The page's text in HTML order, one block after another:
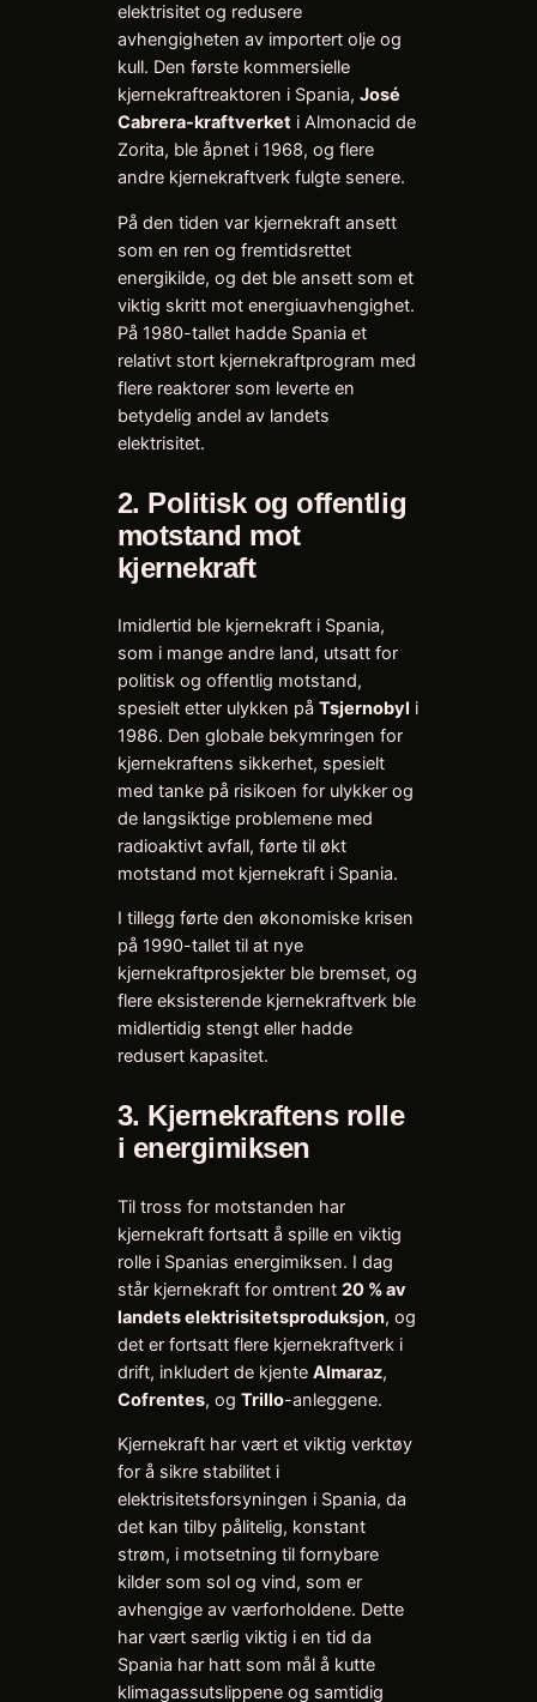
elektrisitet og redusere
avhengigheten av importert olje og
kull. Den første kommersielle
kjernekraftreaktoren i Spania, José
Cabrera-kraftverketi Almonacid de
Zorita, ble åpnet i 1968, og flere
andre kjernekraftverk fulgte senere.
På den tiden var kjernekraft ansett
som en ren og fremtidsrettet
energikilde, og det ble ansett som et
viktig skritt mot energiuavhengighet.
På 1980-tallet hadde Spania et
relativt stort kjernekraftprogram med
flere reaktorer som leverte en
betydelig andel av landets
elektrisitet.
2. Politisk og offentlig
motstand mot
kjernekraft
Imidlertid ble kjernekraft i Spania,
som i mange andre land, utsatt for
politisk og offentlig motstand,
spesielt etter ulykken på Tsjernobyl i
1986. Den globale bekymringen for
kjernekraftens sikkerhet, spesielt
med tanke på risikoen for ulykker og
de langsiktige problemene med
radioaktivt avfall, førte til økt
motstand mot kjernekraft i Spania.
I tillegg førte den økonomiske krisen
på 1990-tallet til at nye
kjernekraftprosjekter ble bremset, og
flere eksisterende kjernekraftverk ble
midlertidig stengt eller hadde
redusert kapasitet.
3. Kjernekraftens rolle
i energimiksen
Til tross for motstanden har
kjernekraft fortsatt å spille en viktig
rolle i Spanias energimiksen. I dag
står kjernekraft for omtrent 20 % av
landets elektrisitetsproduksjon, og
det er fortsatt flere kjernekraftverk i
drift, inkludert de kjente Almaraz,
Cofrentes, og Trillo-anleggene.
Kjernekraft har vært et viktig verktøy
for å sikre stabilitet i
elektrisitetsforsyningen i Spania, da
det kan tilby pålitelig, konstant
strøm, i motsetning til fornybare
kilder som sol og vind, som er
avhengige av værforholdene. Dette
har vært særlig viktig i en tid da
Spania har hatt som mål å kutte
klimagassutslippene og samtidig